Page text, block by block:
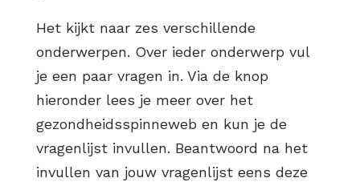
Het kijkt naar zes verschillende
onderwerpen. Over ieder onderwerp vul
je een paar vragen in. Via de knop
hieronder lees je meer over het
gezondheidsspinneweb en kun je de
vragenlijst invullen. Beantwoord na het
invullen van jouw vragenlijst eens deze